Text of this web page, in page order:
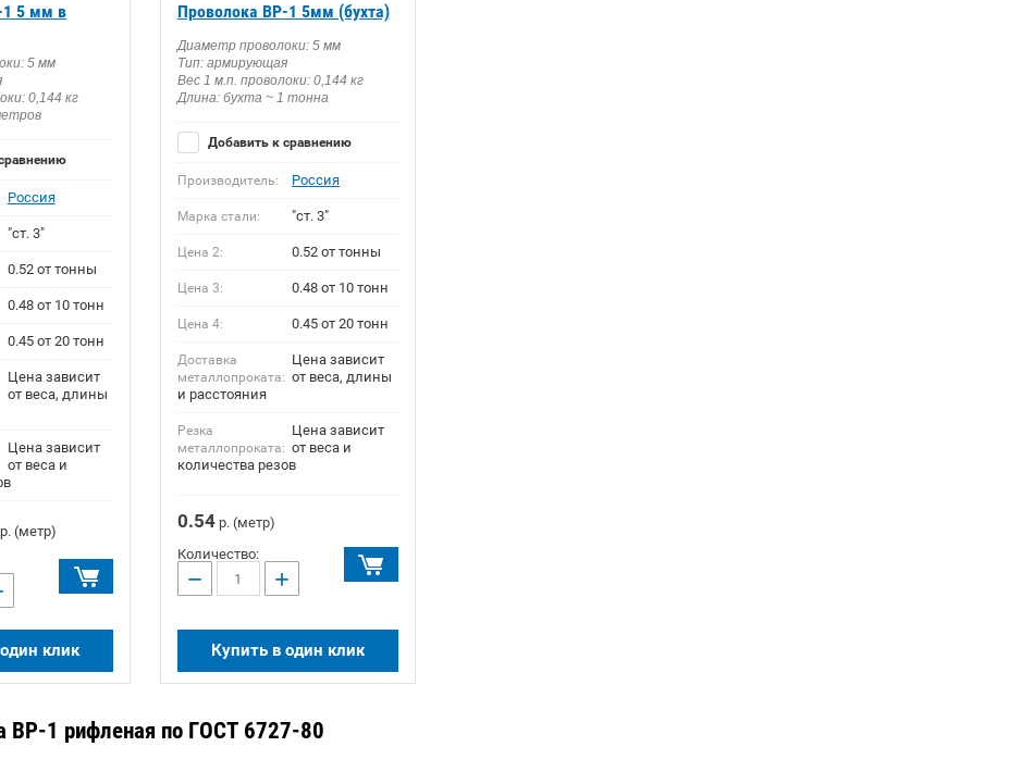
1 5 мм в
5 мм
0,144 кг
Россия
"ст. 3"
0.52 от тонны
0.48 от 10 тонн
0.45 от 20 тонн
Цена зависит
от веса, длины
Цена зависит
от веса и
р. (метр)
клик
Проволока ВР-1 5мм (бухта)
Диаметр проволоки: 5 мм
Тип: армирующая
Вес 1 м.п. проволоки: 0,144 кг
Длина: бухта ~ 1 тонна
Добавить к сравнению
Производитель: Россия
Марка стали: "ст. 3"
Цена 2: 0.52 от тонны
Цена 3: 0.48 от 10 тонн
Цена 4: 0.45 от 20 тонн
Доставка
металлопроката:
Цена зависит
от веса, длины
и расстояния
Резка
металлопроката:
Цена зависит
от веса и
количества резов
0.54р. (метр)
Количество:
− +
Купить в один клик
ВР-1 рифленая по ГОСТ 6727-80